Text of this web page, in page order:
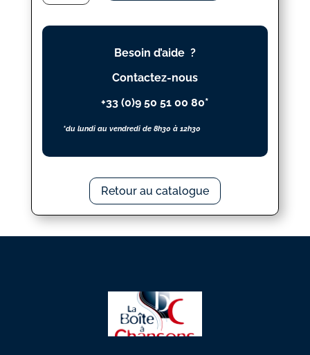
HOU
LA
Besoin d’aide ?
Contactez-nous
+33 (0)9 50 51 00 80*
*du lundi au vendredi de 8h30 à 12h30
Retour au catalogue